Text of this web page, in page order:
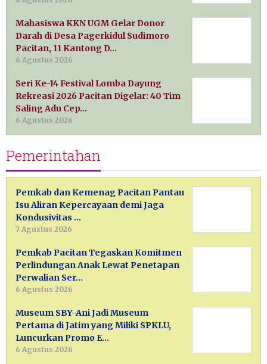
Mahasiswa KKN UGM Gelar Donor
Darah di Desa Pagerkidul Sudimoro
Pacitan, 11 Kantong D…
6 Agustus 2026
Seri Ke-14 Festival Lomba Dayung
Rekreasi 2026 Pacitan Digelar: 40 Tim
Saling Adu Cep…
6 Agustus 2026
Pemerintahan
Pemkab dan Kemenag Pacitan Pantau
Isu Aliran Kepercayaan demi Jaga
Kondusivitas …
7 Agustus 2026
Pemkab Pacitan Tegaskan Komitmen
Perlindungan Anak Lewat Penetapan
Perwalian Ser…
6 Agustus 2026
Museum SBY-Ani Jadi Museum
Pertama di Jatim yang Miliki SPKLU,
Luncurkan Promo E…
6 Agustus 2026